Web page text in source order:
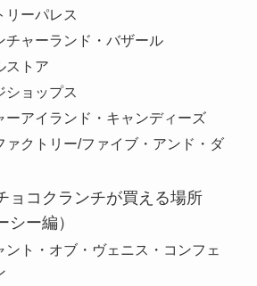
リーパレス
チャーランド・バザール
ストア
ショップス
ーアイランド・キャンディーズ
ァクトリー/ファイブ・アンド・ダ
ョコクランチが買える場所
シー編）
ント・オブ・ヴェニス・コンフェ